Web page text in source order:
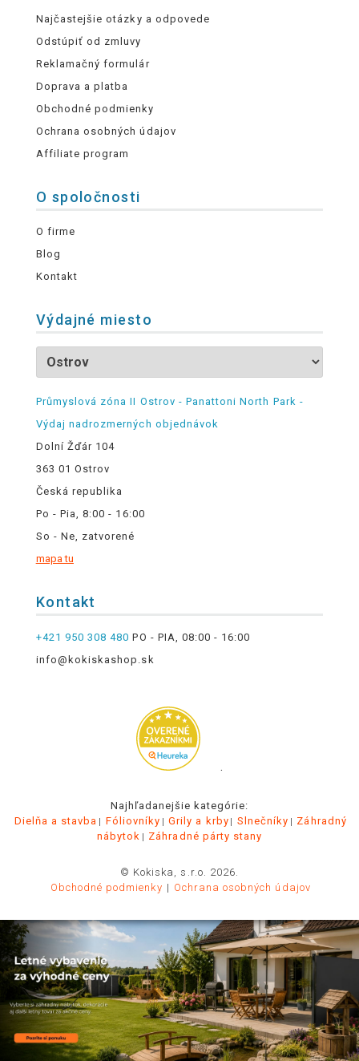
Najčastejšie otázky a odpovede
Odstúpiť od zmluvy
Reklamačný formulár
Doprava a platba
Obchodné podmienky
Ochrana osobných údajov
Affiliate program
O spoločnosti
O firme
Blog
Kontakt
Výdajné miesto
Průmyslová zóna II Ostrov - Panattoni North Park -
Výdaj nadrozmerných objednávok
Dolní Žďár 104
363 01 Ostrov
Česká republika
Po - Pia, 8:00 - 16:00
So - Ne, zatvorené
mapa tu
Kontakt
+421 950 308 480 PO - PIA, 08:00 - 16:00
info@kokiskashop.sk
.
Najhľadanejšie kategórie:
Dielňa a stavba
Fóliovníky Grily a krby Slnečníky
Záhradný
nábytok
Záhradné párty stany
© Kokiska, s.r.o. 2026.
Obchodné podmienky
Ochrana osobných údajov